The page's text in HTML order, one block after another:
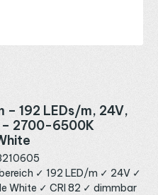
– 192 LEDs/m, 24V,
– 2700-6500K
✓ 192 LED/m ✓ 24V ✓
White ✓ CRI 82 ✓ dimmbar